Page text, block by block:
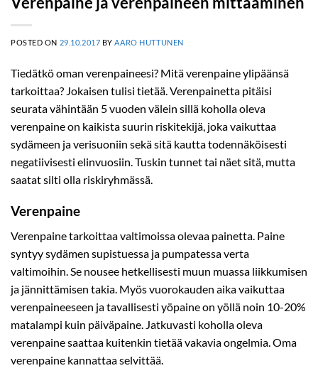
POSTED ON 29.10.2017 BY AARO HUTTUNEN
Tiedätkö oman verenpaineesi? Mitä verenpaine ylipäänsä
tarkoittaa? Jokaisen tulisi tietää. Verenpainetta pitäisi
seurata vähintään 5 vuoden välein sillä koholla oleva
verenpaine on kaikista suurin riskitekijä, joka vaikuttaa
sydämeen ja verisuoniin sekä sitä kautta todennäköisesti
negatiivisesti elinvuosiin. Tuskin tunnet tai näet sitä, mutta
saatat silti olla riskiryhmässä.
Verenpaine
Verenpaine tarkoittaa valtimoissa olevaa painetta. Paine
syntyy sydämen supistuessa ja pumpatessa verta
valtimoihin. Se nousee hetkellisesti muun muassa liikkumisen
ja jännittämisen takia. Myös vuorokauden aika vaikuttaa
verenpaineeseen ja tavallisesti yöpaine on yöllä noin 10-20%
matalampi kuin päiväpaine. Jatkuvasti koholla oleva
verenpaine saattaa kuitenkin tietää vakavia ongelmia. Oma
verenpaine kannattaa selvittää.